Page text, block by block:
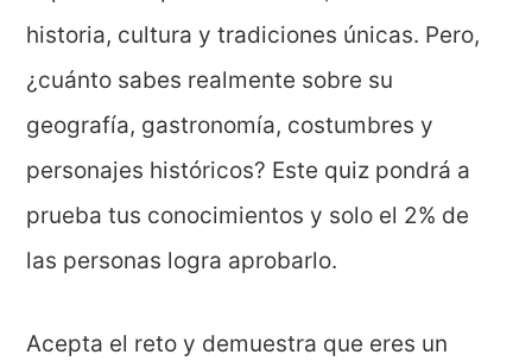
historia, cultura y tradiciones únicas. Pero,
¿cuánto sabes realmente sobre su
geografía, gastronomía, costumbres y
personajes históricos? Este quiz pondrá a
prueba tus conocimientos y solo el 2% de
las personas logra aprobarlo.
Acepta el reto y demuestra que eres un